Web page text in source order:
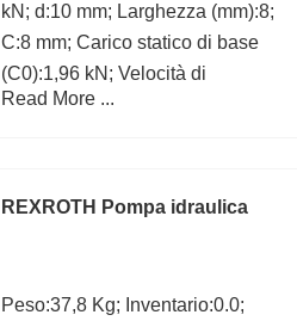
kN; d:10 mm; Larghezza (mm):8;
C:8 mm; Carico statico di base
(C0):1,96 kN; Velocità di
riferimento:25 000 r/min; Diametro
Read More ...
REXROTH Pompa idraulica
Peso:37,8 Kg; Inventario:0.0;